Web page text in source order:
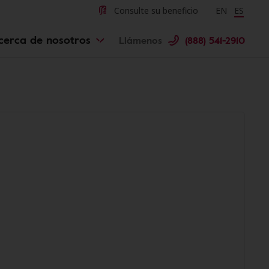
Consulte su beneficio Change
EN ES
de nosotros Llámenos (888) 541-2910